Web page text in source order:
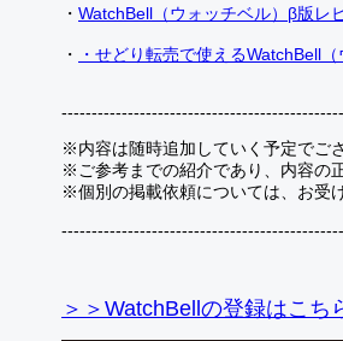
・ WatchBell（ウォッチベル）β版レ
・ ・せどり転売で使えるWatchBell
※内容は随時追加していく予定でご
※ご参考までの紹介であり、内容の
※個別の掲載依頼については、お受
＞＞WatchBellの登録はこち